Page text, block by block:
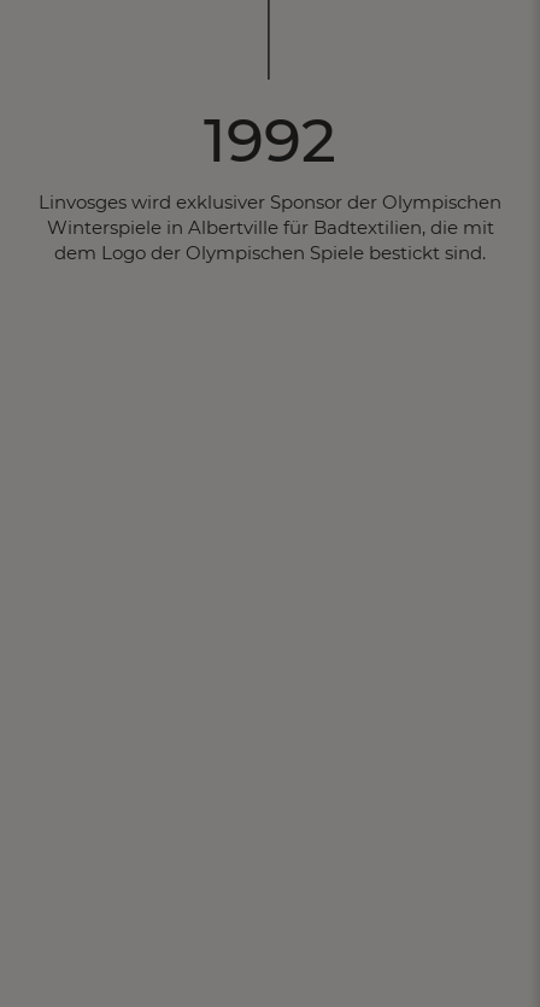
1992
Linvosges wird exklusiver Sponsor der Olympischen
Winterspiele in Albertville für Badtextilien, die mit
dem Logo der Olympischen Spiele bestickt sind.